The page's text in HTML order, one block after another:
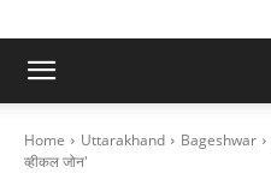
Home Uttarakhand Bageshwar
व्हीकल जोन'